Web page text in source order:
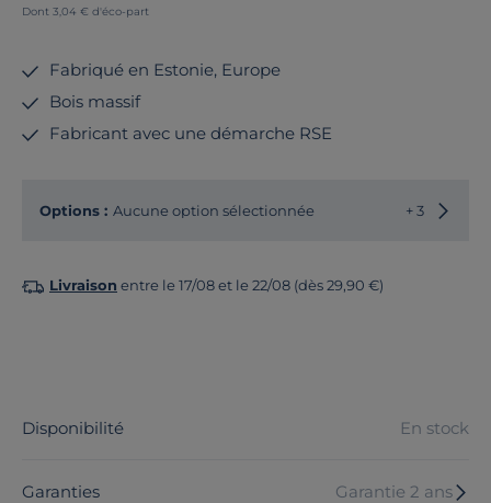
Dont 3,04 € d'éco-part
Fabriqué en Estonie, Europe
Bois massif
Fabricant avec une démarche RSE
Options : Aucune option sélectionnée + 3
Livraison entre le 17/08 et le 22/08 (dès 29,90 €)
Disponibilité En stock
Garanties Garantie 2 ans